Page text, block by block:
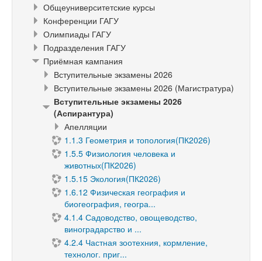
Общеуниверситетские курсы
Конференции ГАГУ
Олимпиады ГАГУ
Подразделения ГАГУ
Приёмная кампания
Вступительные экзамены 2026
Вступительные экзамены 2026 (Магистратура)
Вступительные экзамены 2026
(Аспирантура)
Апелляции
1.1.3 Геометрия и топология(ПК2026)
1.5.5 Физиология человека и
животных(ПК2026)
1.5.15 Экология(ПК2026)
1.6.12 Физическая география и
биогеография, геогра...
4.1.4 Садоводство, овощеводство,
виноградарство и ...
4.2.4 Частная зоотехния, кормление,
технолог. приг...